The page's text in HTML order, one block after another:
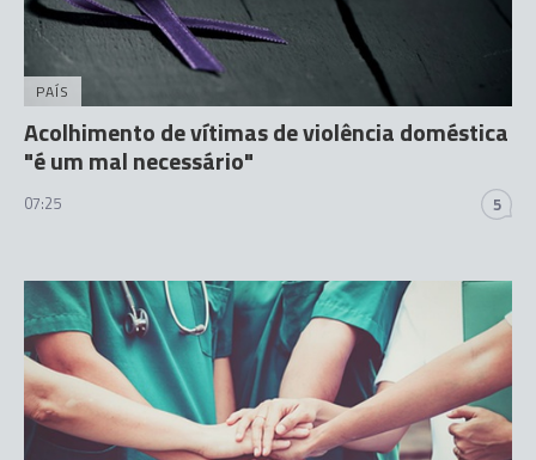
PAÍS
Acolhimento de vítimas de violência doméstica
"é um mal necessário"
07:25 5